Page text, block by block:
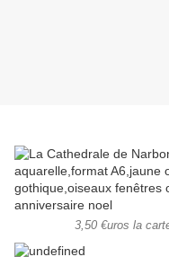
3,50 €uros la